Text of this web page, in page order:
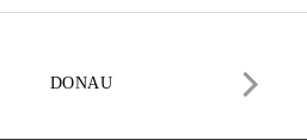
DONAU